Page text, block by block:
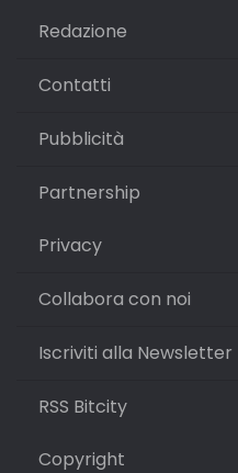
Redazione
Contatti
Pubblicità
Partnership
Privacy
Collabora con noi
Iscriviti alla Newsletter
RSS Bitcity
Copyright